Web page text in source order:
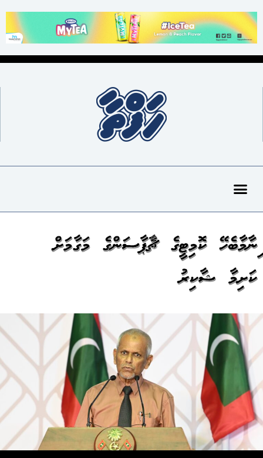
އިނާމާބެހޭ ކޮމިޓީގެ ޗެއާޕާސަންގެ މަގާމަށް
ކަށިމާ ޝާކިރު